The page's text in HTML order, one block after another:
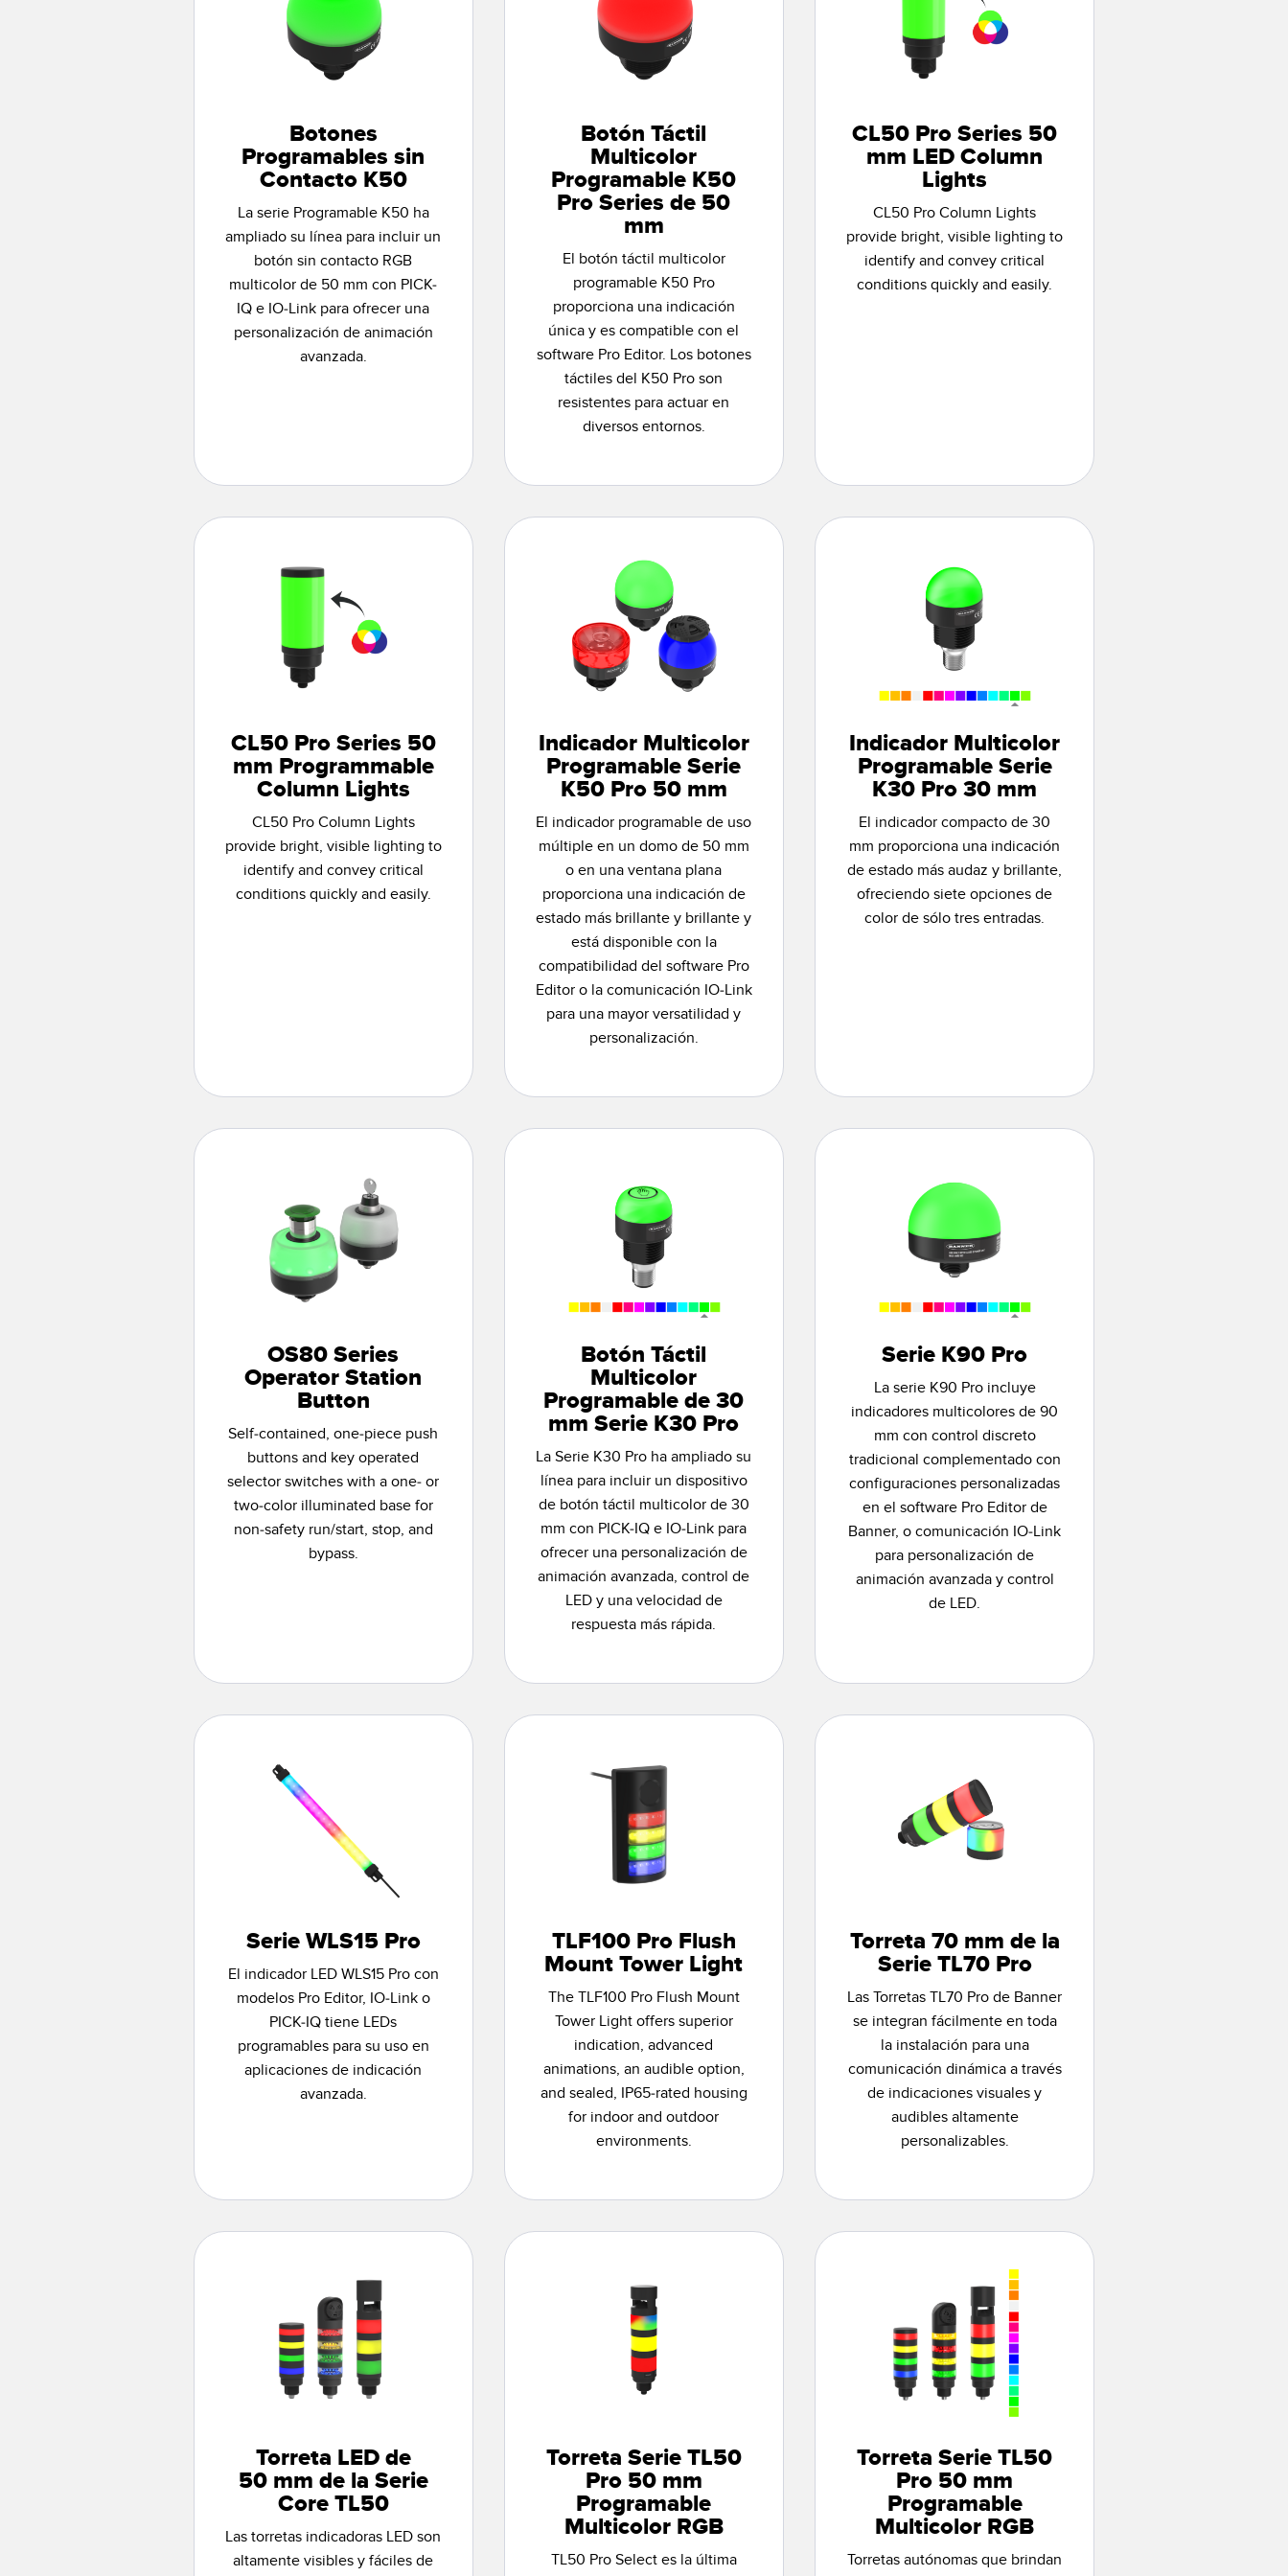
Botones
Programables sin
Contacto K50
La serie Programable K50 ha
ampliado su línea para incluir un
botón sin contacto RGB
multicolor de 50 mm con PICK-
IQ e IO-Link para ofrecer una
personalización de animación
avanzada.
Botón Táctil
Multicolor
Programable K50
Pro Series de 50
mm
El botón táctil multicolor
programable K50 Pro
proporciona una indicación
única y es compatible con el
software Pro Editor. Los botones
táctiles del K50 Pro son
resistentes para actuar en
diversos entornos.
CL50 Pro Series 50
mm LED Column
Lights
CL50 Pro Column Lights
provide bright, visible lighting to
identify and convey critical
conditions quickly and easily.
CL50 Pro Series 50
mm Programmable
Column Lights
CL50 Pro Column Lights
provide bright, visible lighting to
identify and convey critical
conditions quickly and easily.
Indicador Multicolor
Programable Serie
K50 Pro 50 mm
El indicador programable de uso
múltiple en un domo de 50 mm
o en una ventana plana
proporciona una indicación de
estado más brillante y brillante y
está disponible con la
compatibilidad del software Pro
Editor o la comunicación IO-Link
para una mayor versatilidad y
personalización.
Indicador Multicolor
Programable Serie
K30 Pro 30 mm
El indicador compacto de 30
mm proporciona una indicación
de estado más audaz y brillante,
ofreciendo siete opciones de
color de sólo tres entradas.
OS80 Series
Operator Station
Button
Self-contained, one-piece push
buttons and key operated
selector switches with a one- or
two-color illuminated base for
non-safety run/start, stop, and
bypass.
Botón Táctil
Multicolor
Programable de 30
mm Serie K30 Pro
La Serie K30 Pro ha ampliado su
línea para incluir un dispositivo
de botón táctil multicolor de 30
mm con PICK-IQ e IO-Link para
ofrecer una personalización de
animación avanzada, control de
LED y una velocidad de
respuesta más rápida.
Serie K90 Pro
La serie K90 Pro incluye
indicadores multicolores de 90
mm con control discreto
tradicional complementado con
configuraciones personalizadas
en el software Pro Editor de
Banner, o comunicación IO-Link
para personalización de
animación avanzada y control
de LED.
Serie WLS15 Pro
El indicador LED WLS15 Pro con
modelos Pro Editor, IO-Link o
PICK-IQ tiene LEDs
programables para su uso en
aplicaciones de indicación
avanzada.
TLF100 Pro Flush
Mount Tower Light
The TLF100 Pro Flush Mount
Tower Light offers superior
indication, advanced
animations, an audible option,
and sealed, IP65-rated housing
for indoor and outdoor
environments.
Torreta 70 mm de la
Serie TL70 Pro
Las Torretas TL70 Pro de Banner
se integran fácilmente en toda
la instalación para una
comunicación dinámica a través
de indicaciones visuales y
audibles altamente
personalizables.
Torreta LED de
50 mm de la Serie
Core TL50
Las torretas indicadoras LED son
altamente visibles y fáciles de
Torreta Serie TL50
Pro 50 mm
Programable
Multicolor RGB
TL50 Pro Select es la última
Torreta Serie TL50
Pro 50 mm
Programable
Multicolor RGB
Torretas autónomas que brindan